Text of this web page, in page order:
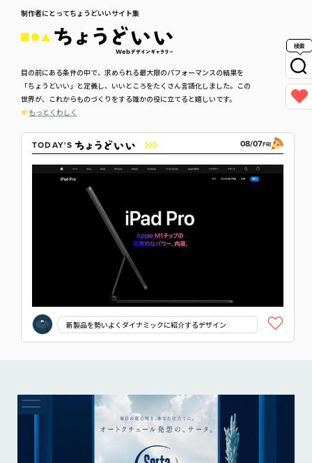
制作者にとってちょうどいいサイト集
目の前にある条件の中で、求められる最大限のパフォーマンスの結果を
「ちょうどいい」と定義し、いいところをたくさん言語化しました。この
世界が、これからものづくりをする誰かの役に立てると嬉しいです。
もっとくわしく
TODAY'S 08/07FRI
新製品を勢いよくダイナミックに紹介するデザイン
検索